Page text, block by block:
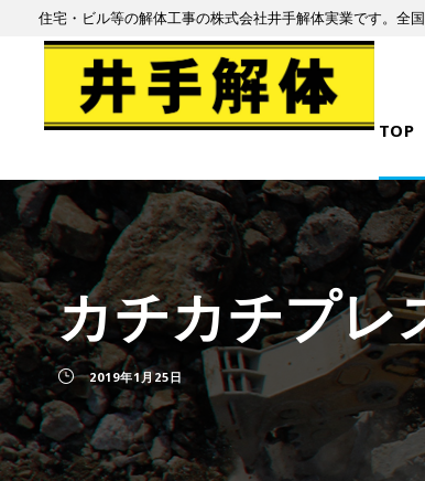
住宅・ビル等の解体工事の株式会社井手解体実業です。全
TOP
カチカチプレ
2019年1月25日